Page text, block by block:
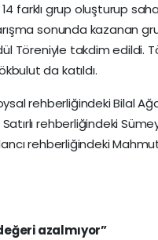
farklı grup oluşturup
sonunda kazanan
Töreniyle takdim edildi.
da katıldı.
rehberliğindeki Bilal
rehberliğindeki
rehberliğindeki
azalmıyor”